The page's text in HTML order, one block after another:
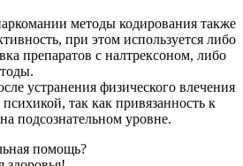
методы кодирования также
при этом используется либо
препаратов с налтрексоном, либо
устранения физического влечения
психикой, так как привязанность к
подсознательном уровне.
помощь?